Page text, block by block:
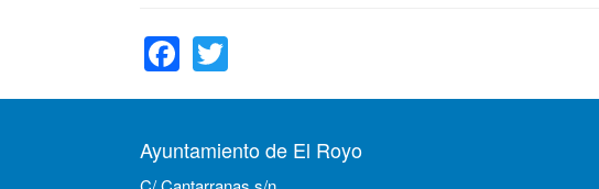
Facebook
Ayuntamiento de El Royo